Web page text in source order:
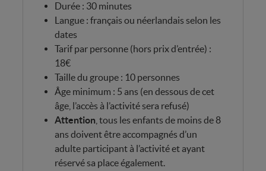
Durée : 30 minutes
Langue : français ou néerlandais selon les
dates
Tarif par personne (hors prix d’entrée) :
18€
Taille du groupe : 10 personnes
Âge minimum : 5 ans (en dessous de cet
âge, l’accès à l’activité sera refusé)
Attention , tous les enfants de moins de 8
ans doivent être accompagnés d’un
adulte participant à l’activité et ayant
réservé sa place également.